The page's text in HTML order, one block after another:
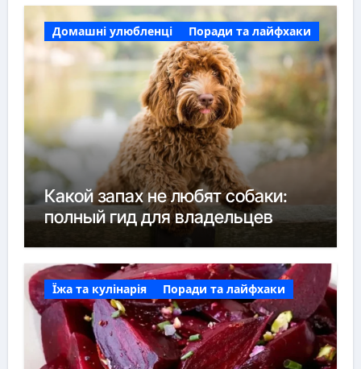
Домашні улюбленці Поради та лайфхаки
Какой запах не любят собаки:
полный гид для владельцев
Їжа та кулінарія Поради та лайфхаки